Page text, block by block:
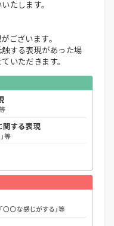
たします。
ございます。
する表現があった場
いただきます。